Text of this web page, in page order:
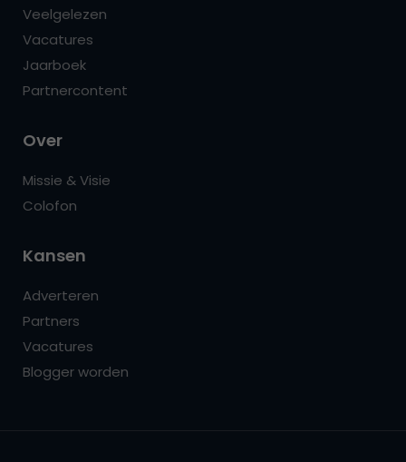
Veelgelezen
Vacatures
Jaarboek
Partnercontent
Over
Missie & Visie
Colofon
Kansen
Adverteren
Partners
Vacatures
Blogger worden